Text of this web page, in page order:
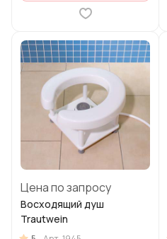
Цена по запросу
Восходящий душ
Trautwein